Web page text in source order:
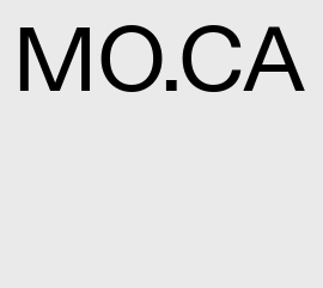
MO.CA